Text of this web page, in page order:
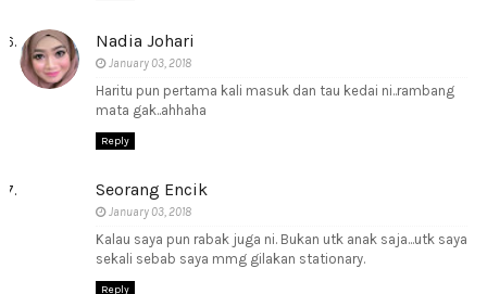
Nadia Johari
January 03, 2018
Haritu pun pertama kali masuk dan tau kedai ni..rambang
mata gak..ahhaha
Reply
Seorang Encik
January 03, 2018
Kalau saya pun rabak juga ni. Bukan utk anak saja...utk saya
sekali sebab saya mmg gilakan stationary.
Reply